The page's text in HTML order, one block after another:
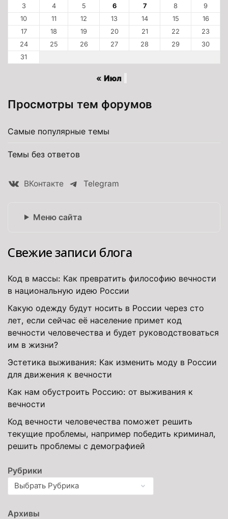
3
4 5 6 7 8
9
10
11 12 13 14 15
16
17
18 19 20 21 22
23
24
25 26 27 28 29
30
31
« Июл
Просмотры тем форумов
Самые популярные темы
Темы без ответов
ВКонтакте Telegram
Меню сайта
Свежие записи блога
Код в массы: Как превратить философию вечности
в национальную идею России
Какую одежду будут носить в России через сто
лет, если сейчас её население примет код
вечности человечества и будет руководствоваться
им в жизни?
Эстетика выживания: Как изменить моду в России
для движения к вечности
Как нам обустроить Россию: от выживания к
вечности
Код вечности человечества поможет решить
текущие проблемы, например победить криминал,
решить проблемы с демографией
Рубрики
Архивы